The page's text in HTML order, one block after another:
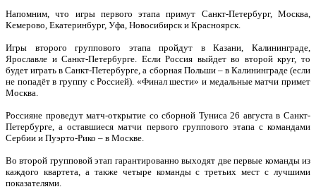
Напомним, что игры первого этапа примут Санкт-Петербург, Москва,
Кемерово, Екатеринбург, Уфа, Новосибирск и Красноярск.
Игры второго группового этапа пройдут в Казани, Калининграде,
Ярославле и Санкт-Петербурге. Если Россия выйдет во второй круг, то
будет играть в Санкт-Петербурге, а сборная Польши – в Калининграде (если
не попадёт в группу с Россией). «Финал шести» и медальные матчи примет
Москва.
Россияне проведут матч-открытие со сборной Туниса 26 августа в Санкт-
Петербурге, а оставшиеся матчи первого группового этапа с командами
Сербии и Пуэрто-Рико – в Москве.
Во второй групповой этап гарантированно выходят две первые команды из
каждого квартета, а также четыре команды с третьих мест с лучшими
показателями.